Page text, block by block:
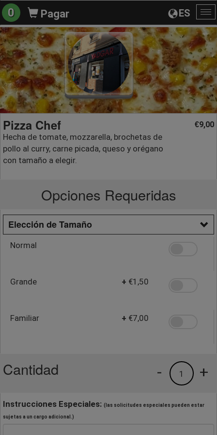
ES
0 Pagar
Pizza Chef
Hecha de tomate, mozzarella, brochetas de
pollo al curry, carne picada, queso y orégano
con tamaño a elegir.
€9,00
Opciones Requeridas
Elección de Tamaño
Normal
Grande + €1,50
Familiar + €7,00
Cantidad +
1
-
Instrucciones Especiales: (las solicitudes especiales pueden estar
sujetas a un cargo adicional.)